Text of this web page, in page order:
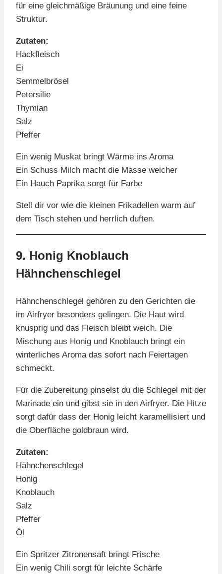
für eine gleichmäßige Bräunung und eine feine
Struktur.
Zutaten:
Hackfleisch
Ei
Semmelbrösel
Petersilie
Thymian
Salz
Pfeffer
Ein wenig Muskat bringt Wärme ins Aroma
Ein Schuss Milch macht die Masse weicher
Ein Hauch Paprika sorgt für Farbe
Stell dir vor wie die kleinen Frikadellen warm auf
dem Tisch stehen und herrlich duften.
9. Honig Knoblauch
Hähnchenschlegel
Hähnchenschlegel gehören zu den Gerichten die
im Airfryer besonders gelingen. Die Haut wird
knusprig und das Fleisch bleibt weich. Die
Mischung aus Honig und Knoblauch bringt ein
winterliches Aroma das sofort nach Feiertagen
schmeckt.
Für die Zubereitung pinselst du die Schlegel mit der
Marinade ein und gibst sie in den Airfryer. Die Hitze
sorgt dafür dass der Honig leicht karamellisiert und
die Oberfläche goldbraun wird.
Zutaten:
Hähnchenschlegel
Honig
Knoblauch
Salz
Pfeffer
Öl
Ein Spritzer Zitronensaft bringt Frische
Ein wenig Chili sorgt für leichte Schärfe